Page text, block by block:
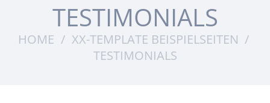
TESTIMONIALS
HOME
XX-TEMPLATE BEISPIELSEITEN
TESTIMONIALS